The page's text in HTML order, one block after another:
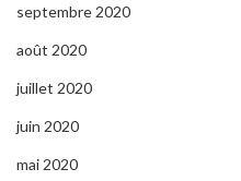
septembre 2020
août 2020
juillet 2020
juin 2020
mai 2020